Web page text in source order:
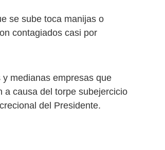
se sube toca manijas o
contagiados casi por
medianas empresas que
a causa del torpe subejercicio
del Presidente.